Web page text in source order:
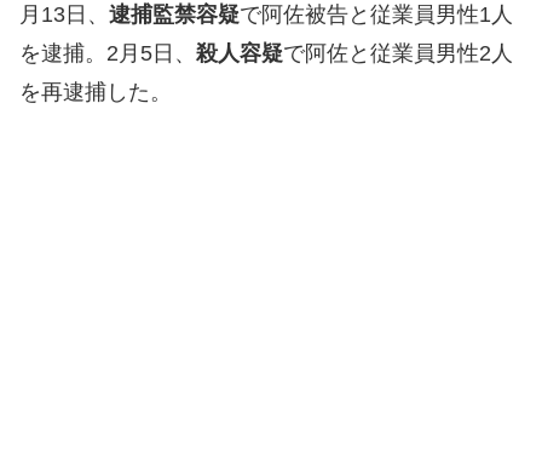
月13日、 逮捕監禁容疑で阿佐被告と従業員男性1人
を逮捕。2月5日、 殺人容疑で阿佐と従業員男性2人
を再逮捕した。